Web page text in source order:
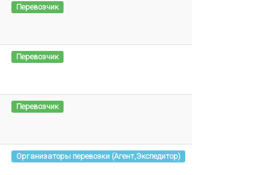
Перевозчик
Перевозчик
Перевозчик
Организаторы перевозки (Агент,Экспедитор)